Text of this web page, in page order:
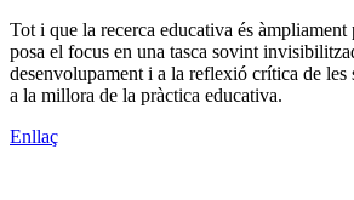
Tot i que la recerca educativa és
posa el focus en una tasca sovint
desenvolupament i a la reflexió crítica de les
a la millora de la pràctica educativa.
Enllaç